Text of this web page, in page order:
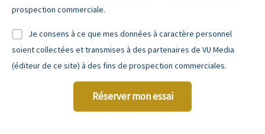
prospection commerciale.
Je consens à ce que mes données à caractère personnel
soient collectées et transmises à des partenaires de VU Media
(éditeur de ce site) à des fins de prospection commerciales.
Réserver mon essai